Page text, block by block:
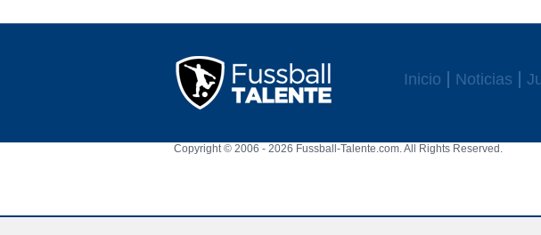
Inicio Noticias
Copyright © 2006 - 2026 Fussball-Talente.com. All Rights Reserved.